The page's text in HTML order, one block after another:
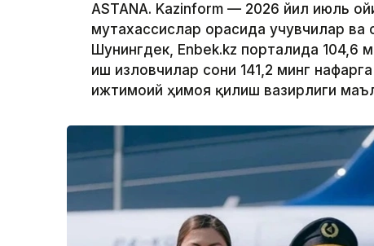
ASTANA. Kazinform — 2026 йил июль
мутахассислар орасида учувчилар
Шунингдек, Enbek.kz порталида 104,6
иш изловчилар сони 141,2 минг
ижтимоий ҳимоя қилиш вазирлиги